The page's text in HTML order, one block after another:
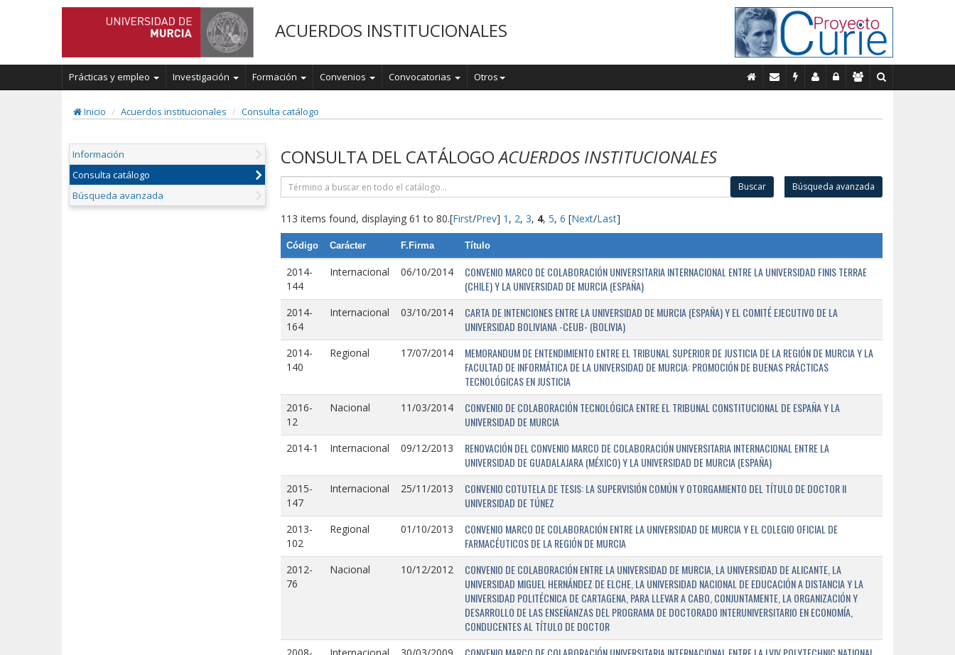
ACUERDOS INSTITUCIONALES
Prácticas y empleo Investigación Formación Convenios Convocatorias Otros
Inicio Acuerdos institucionales Consulta catálogo
Información
Consulta catálogo
Búsqueda avanzada
CONSULTA DEL CATÁLOGOACUERDOS INSTITUCIONALES
Buscar Búsqueda avanzada
113 items found, displaying 61 to 80.[First/Prev] 1 , 2, 3, 4, 5, 6 [Next/Last]
Código Carácter F.Firma Título
2014-
144
Internacional 06/10/2014
CONVENIO MARCO DE COLABORACIÓN UNIVERSITARIA INTERNACIONAL ENTRE LA UNIVERSIDAD FINIS TERRAE
(CHILE) Y LA UNIVERSIDAD DE MURCIA (ESPAÑA)
2014-
164
Internacional 03/10/2014
CARTA DE INTENCIONES ENTRE LA UNIVERSIDAD DE MURCIA (ESPAÑA) Y EL COMITÉ EJECUTIVO DE LA
UNIVERSIDAD BOLIVIANA -CEUB- (BOLIVIA)
2014-
140
Regional 17/07/2014
MEMORANDUM DE ENTENDIMIENTO ENTRE EL TRIBUNAL SUPERIOR DE JUSTICIA DE LA REGIÓN DE MURCIA Y LA
FACULTAD DE INFORMÁTICA DE LA UNIVERSIDAD DE MURCIA: PROMOCIÓN DE BUENAS PRÁCTICAS
TECNOLÓGICAS EN JUSTICIA
2016-
12
Nacional 11/03/2014
CONVENIO DE COLABORACIÓN TECNOLÓGICA ENTRE EL TRIBUNAL CONSTITUCIONAL DE ESPAÑA Y LA
UNIVERSIDAD DE MURCIA
2014-1 Internacional 09/12/2013
RENOVACIÓN DEL CONVENIO MARCO DE COLABORACIÓN UNIVERSITARIA INTERNACIONAL ENTRE LA
UNIVERSIDAD DE GUADALAJARA (MÉXICO) Y LA UNIVERSIDAD DE MURCIA (ESPAÑA)
2015-
147
Internacional 25/11/2013
CONVENIO COTUTELA DE TESIS: LA SUPERVISIÓN COMÚN Y OTORGAMIENTO DEL TÍTULO DE DOCTOR II
UNIVERSIDAD DE TÚNEZ
2013-
102
Regional 01/10/2013
CONVENIO MARCO DE COLABORACIÓN ENTRE LA UNIVERSIDAD DE MURCIA Y EL COLEGIO OFICIAL DE
FARMACÉUTICOS DE LA REGIÓN DE MURCIA
2012-
76
Nacional 10/12/2012
CONVENIO DE COLABORACIÓN ENTRE LA UNIVERSIDAD DE MURCIA, LA UNIVERSIDAD DE ALICANTE, LA
UNIVERSIDAD MIGUEL HERNÁNDEZ DE ELCHE, LA UNIVERSIDAD NACIONAL DE EDUCACIÓN A DISTANCIA Y LA
UNIVERSIDAD POLITÉCNICA DE CARTAGENA, PARA LLEVAR A CABO, CONJUNTAMENTE, LA ORGANIZACIÓN Y
DESARROLLO DE LAS ENSEÑANZAS DEL PROGRAMA DE DOCTORADO INTERUNIVERSITARIO EN ECONOMÍA,
CONDUCENTES AL TÍTULO DE DOCTOR